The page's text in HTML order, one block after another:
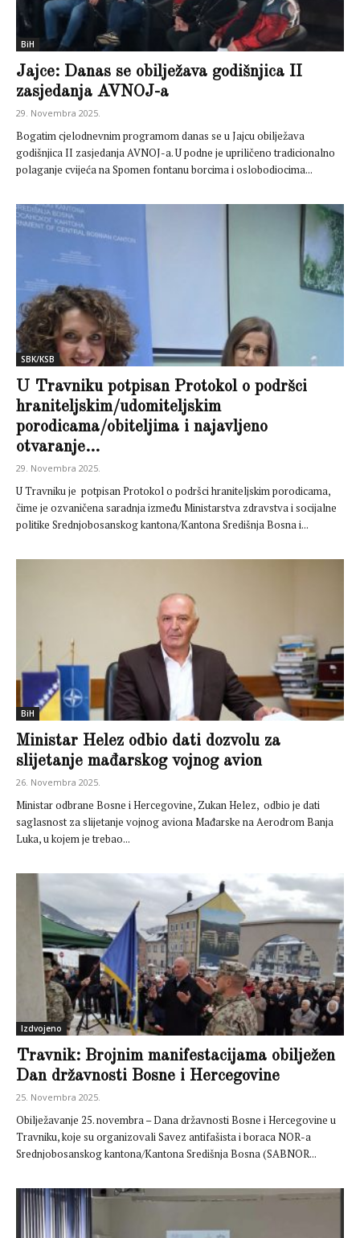
BiH
Jajce: Danas se obilježava godišnjica II
zasjedanja AVNOJ-a
29. Novembra 2025.
Bogatim cjelodnevnim programom danas se u Jajcu obilježava
godišnjica II zasjedanja AVNOJ-a. U podne je upriličeno tradicionalno
polaganje cvijeća na Spomen fontanu borcima i oslobodiocima...
SBK/KSB
U Travniku potpisan Protokol o podršci
hraniteljskim/udomiteljskim
porodicama/obiteljima i najavljeno
otvaranje...
29. Novembra 2025.
U Travniku je potpisan Protokol o podršci hraniteljskim porodicama,
čime je ozvaničena saradnja između Ministarstva zdravstva i socijalne
politike Srednjobosanskog kantona/Kantona Središnja Bosna i...
BiH
Ministar Helez odbio dati dozvolu za
slijetanje mađarskog vojnog avion
26. Novembra 2025.
Ministar odbrane Bosne i Hercegovine, Zukan Helez, odbio je dati
saglasnost za slijetanje vojnog aviona Mađarske na Aerodrom Banja
Luka, u kojem je trebao...
Izdvojeno
Travnik: Brojnim manifestacijama obilježen
Dan državnosti Bosne i Hercegovine
25. Novembra 2025.
Obilježavanje 25. novembra – Dana državnosti Bosne i Hercegovine u
Travniku, koje su organizovali Savez antifašista i boraca NOR-a
Srednjobosanskog kantona/Kantona Središnja Bosna (SABNOR...